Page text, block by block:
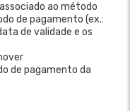
ao método
de pagamento (ex.:
de validade e os
de pagamento da